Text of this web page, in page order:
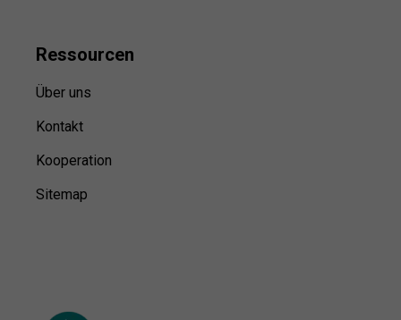
Ressourcen
Über uns
Kontakt
Kooperation
Sitemap